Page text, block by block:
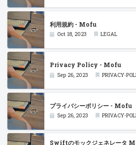
利用規約 - Mofu
Oct 18, 2023 LEGAL
Privacy Policy - Mofu
Sep 26, 2023 PRIVACY-
プライバシーポリシー - Mofu
Sep 26, 2023 PRIVACY-
Swiftのモックジェネレータ